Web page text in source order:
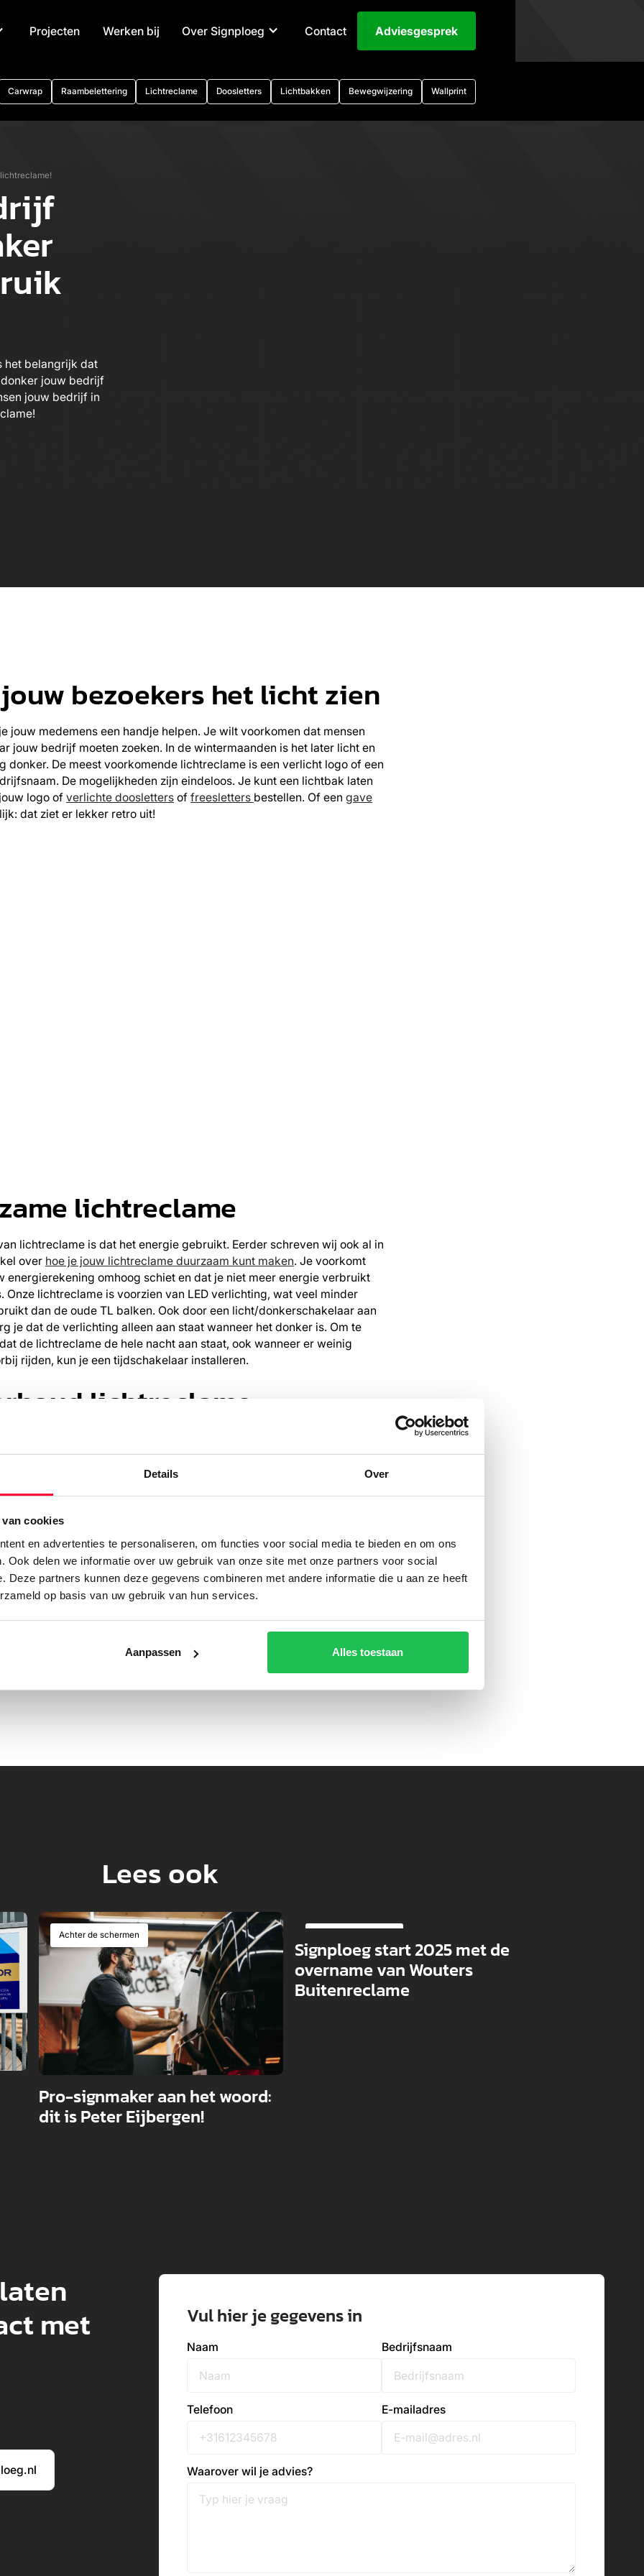
Details Over
cookies
en advertenties te personaliseren, om functies voor social media te bieden en om ons
Ook delen we informatie over uw gebruik van onze site met onze partners voor social
Deze partners kunnen deze gegevens combineren met andere informatie die u aan ze heeft
op basis van uw gebruik van hun services.
Aanpassen Alles toestaan
Projecten Werken bij Over Signploeg Contact Adviesgesprek
Carwrap Raambelettering Lichtreclame Doosletters Lichtbakken Bewegwijzering Wallprint
het belangrijk dat
jouw bedrijf
jouw bedrijf in
bezoekers het licht zien
jouw medemens een handje helpen. Je wilt voorkomen dat mensen
jouw bedrijf moeten zoeken. In de wintermaanden is het later licht en
donker. De meest voorkomende lichtreclame is een verlicht logo of een
De mogelijkheden zijn eindeloos. Je kunt een lichtbak laten
logo of verlichte dooslettersof freesletters bestellen. Of een gave
dat ziet er lekker retro uit!
lichtreclame
lichtreclame is dat het energie gebruikt. Eerder schreven wij ook al in
over hoe je jouw lichtreclame duurzaam kunt maken. Je voorkomt
energierekening omhoog schiet en dat je niet meer energie verbruikt
Onze lichtreclame is voorzien van LED verlichting, wat veel minder
dan de oude TL balken. Ook door een licht/donkerschakelaar aan
je dat de verlichting alleen aan staat wanneer het donker is. Om te
de lichtreclame de hele nacht aan staat, ook wanneer er weinig
rijden, kun je een tijdschakelaar installeren.
lichtreclame
raden we aan om deze regelmatig te onderhouden. Check dan of alle
werkt en maak de lichtreclame schoon, zodat deze niet teveel wordt
Signploeg in voor jouw
bezoekers graag door jouw bedrijf te laten shinen in de duisternis.
wat we voor jou kunnen betekenen? Of ben je benieuwd naar de
Lees ook
Achter de schermen
Pro-signmaker aan het woord:
dit is Peter Eijbergen!
Signploeg start 2025 met de
overname van Wouters
Buitenreclame
met Vul hier je gegevens in
Naam Bedrijfsnaam
Telefoon E-mailadres
Waarover wil je advies?